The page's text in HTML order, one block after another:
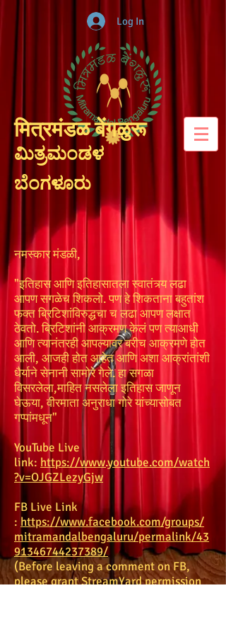
Log In
मित्रमंडळ बेंगळुरू
ಮಿತ್ರಮಂಡಳ
ಬೆಂಗಳೂರು
नमस्कार मंडळी,
"इतिहास आणि इतिहासातला स्वातंत्र्य लढा
आपण सगळेच शिकलो. पण हे शिकताना बहुतांश
फक्त ब्रिटिशांविरुद्धचा च लढा आपण लक्षात
ठेवतो. ब्रिटिशांनी आक्रमण केलं पण त्याआधी
आणि त्यानंतरही आपल्यावर बरीच आक्रमणे होत
आली, आजही होत आहेत आणि अशा आक्रांतांशी
धैर्याने सेनानी सामोरे गेले. हा सगळा
विसरलेला,माहित नसलेला इतिहास जाणून
घेऊया, वीरमाता अनुराधा गोरे यांच्यासोबत
गप्पांमधून"
YouTube Live
link: https://www.youtube.com/watch
?v=OJGZLezyGjw
FB Live Link
: https://www.facebook.com/groups/
mitramandalbengaluru/permalink/43
91346744237389/
(Before leaving a comment on FB,
please grant StreamYard permission